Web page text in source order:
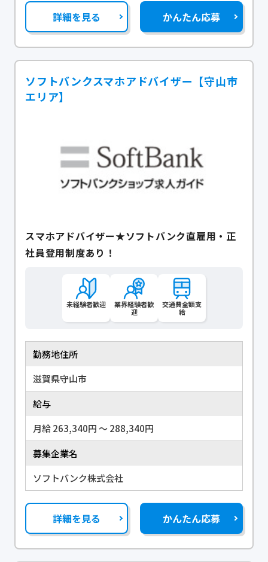
詳細を見る かんたん応募
ソフトバンクスマホアドバイザー【守山市
エリア】
スマホアドバイザー★ソフトバンク直雇用・正
社員登用制度あり！
未経験者歓迎
業界経験者歓
迎
交通費全額支
給
勤務地住所
滋賀県守山市
給与
月給 263,340円 〜 288,340円
募集企業名
ソフトバンク株式会社
詳細を見る かんたん応募